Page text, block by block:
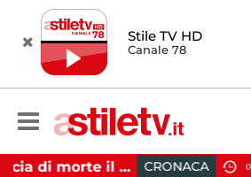
Stile TV HD
Canale 78
Striano, minaccia di morte il sindaco: 67enne ai domiciliari CRONACA 06:17